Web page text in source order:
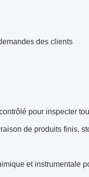
des clients
pour inspecter
de produits finis,
et instrumentale